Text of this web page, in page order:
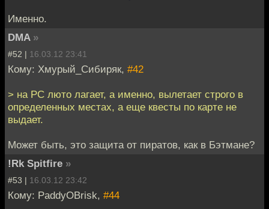
Именно.
DMA »
#52 | 16.03.12 23:41
Кому: Хмурый_Сибиряк, #42
> на PC люто лагает, а именно, вылетает строго в
определенных местах, а еще квесты по карте не
выдает.
Может быть, это защита от пиратов, как в Бэтмане?
!Rk Spitfire »
#53 | 16.03.12 23:42
Кому: PaddyOBrisk, #44